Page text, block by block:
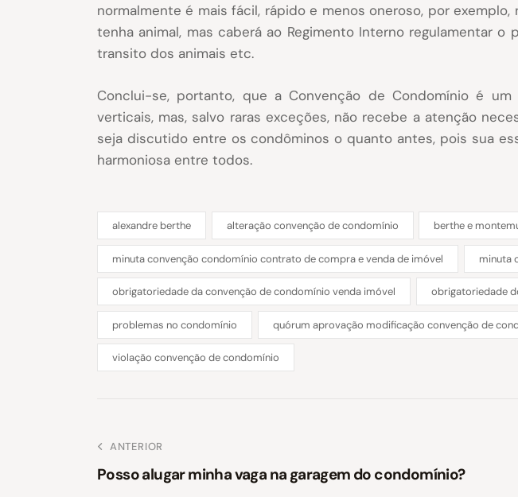
normalmente é mais fácil, rápido e menos oneroso, por
tenha animal, mas caberá ao Regimento Interno regulamentar
transito dos animais etc.
Conclui-se, portanto, que a Convenção de Condomínio é
verticais, mas, salvo raras exceções, não recebe a atenção
seja discutido entre os condôminos o quanto antes, pois sua
harmoniosa entre todos.
alexandre berthe alteração convenção de condomínio berthe e
minuta convenção condomínio contrato de compra e venda de imóvel minuta
obrigatoriedade da convenção de condomínio venda imóvel obrigatoriedade
problemas no condomínio quórum aprovação modificação convenção de
violação convenção de condomínio
ANTERIOR
Posso alugar minha vaga na garagem do condomínio?